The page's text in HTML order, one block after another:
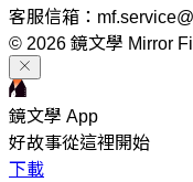
客服信箱：
© 2026 鏡文學 Mirror
鏡文學 App
好故事從這裡開始
下載